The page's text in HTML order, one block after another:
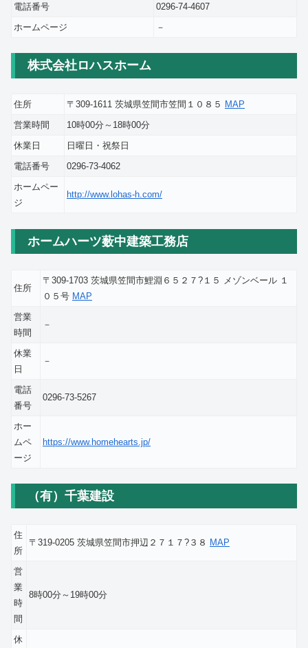
電話番号
0296-74-4607
ホームページ
－
株式会社ロハスホーム
住所 〒309-1611 茨城県笠間市笠間１０８５ MAP
営業時間
10時00分～18時00分
休業日
日曜日・祝祭日
電話番号
0296-73-4062
ホームペー
ジ
http://www.lohas-h.com/
ホームハーツ薮中建築工務店
住所
〒309-1703 茨城県笠間市鯉淵６５２７?１５ メゾンベール １
０５号 MAP
営業
時間
－
休業
日
－
電話
番号
0296-73-5267
ホー
ムペ
ージ
https://www.homehearts.jp/
（有）千葉建設
住
所
〒319-0205 茨城県笠間市押辺２７１７?３８ MAP
営
業
時
間
8時00分～19時00分
休